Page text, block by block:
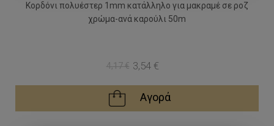
Κορδόνι πολυέστερ 1mm κατάλληλο για μακραμέ σε ροζ
χρώμα-ανά καρούλι 50m
4,17 € 3,54 €
Αγορά